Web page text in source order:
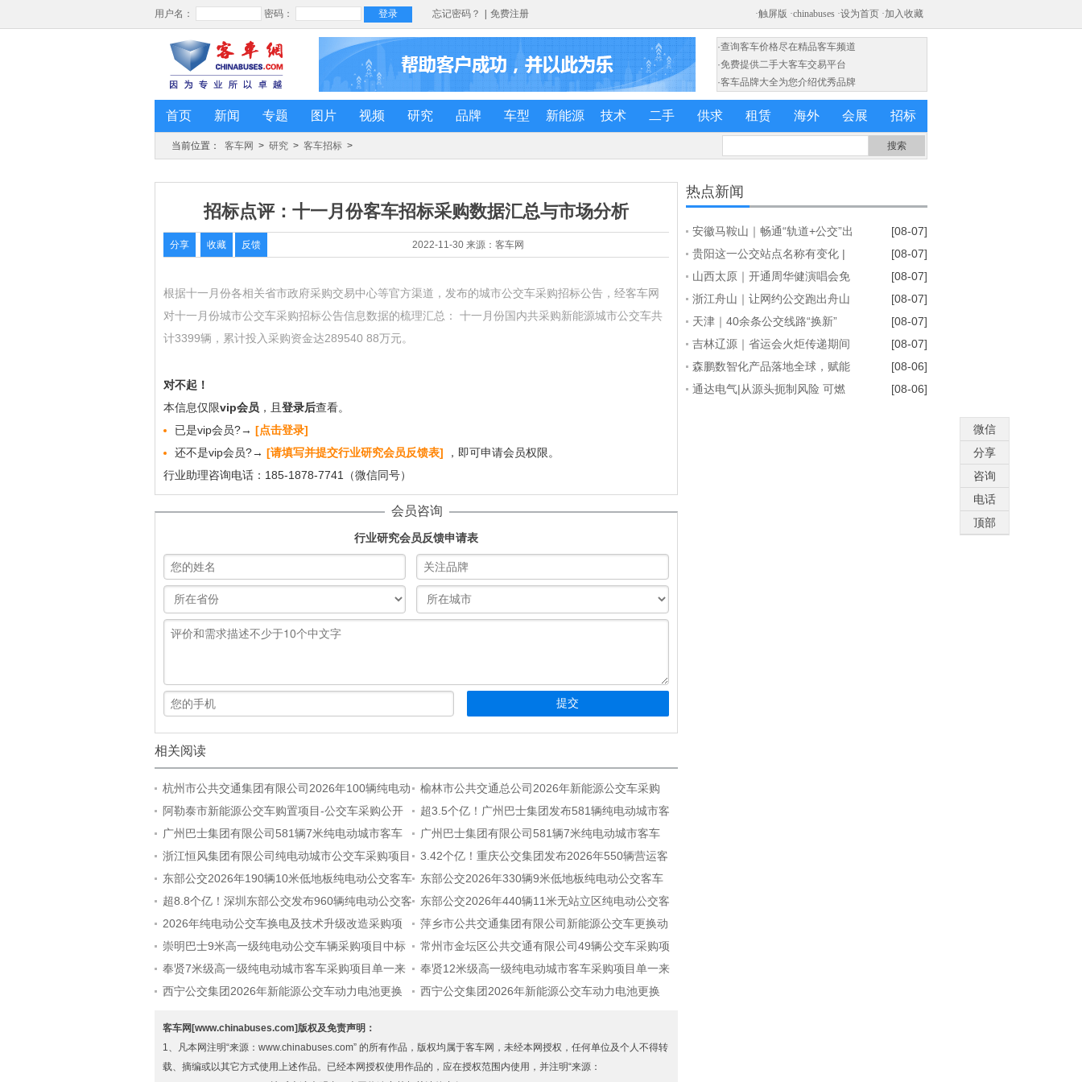
·查询客车价格尽在精品客车频道
·免费提供二手大客车交易平台
·客车品牌大全为您介绍优秀品牌
首页 新闻 专题 图片 视频 研究 品牌 车型 新能源 技术 二手 供求 租赁 海外 会展 招标
当前位置： 客车网 > 研究 > 客车招标 >
招标点评：十一月份客车招标采购数据汇总与市场分析
2022-11-30 来源：客车网
分享 收藏 反馈
根据十一月份各相关省市政府采购交易中心等官方渠道，发布的城市公交车采购招标公告，经客车网
对十一月份城市公交车采购招标公告信息数据的梳理汇总： 十一月份国内共采购新能源城市公交车共
计3399辆，累计投入采购资金达289540 88万元。
对不起！
本信息仅限vip会员 ，且 登录后查看。
已是vip会员?→ [点击登录]
还不是vip会员?→ [请填写并提交行业研究会员反馈表]
，即可申请会员权限。
行业助理咨询电话：185-1878-7741（微信同号）
会员咨询
行业研究会员反馈申请表
相关阅读
杭州市公共交通集团有限公司2026年100辆纯电动
城市客车采购招标公告
榆林市公共交通总公司2026年新能源公交车采购
项目中标候选人公示
阿勒泰市新能源公交车购置项目-公交车采购公开
招标公告
超3.5个亿！广州巴士集团发布581辆纯电动城市客
车采购中标公告
广州巴士集团有限公司581辆7米纯电动城市客车
采购项目中标公告（标包2）
广州巴士集团有限公司581辆7米纯电动城市客车
采购项目中标公告（标包1）
浙江恒风集团有限公司纯电动城市公交车采购项目
招标公告
3.42个亿！重庆公交集团发布2026年550辆营运客
车采购中标公告
东部公交2026年190辆10米低地板纯电动公交客车
采购
东部公交2026年330辆9米低地板纯电动公交客车
采购
超8.8个亿！深圳东部公交发布960辆纯电动公交客
车采购招标公告
东部公交2026年440辆11米无站立区纯电动公交客
车采购
2026年纯电动公交车换电及技术升级改造采购项
目公开招标公告
萍乡市公共交通集团有限公司新能源公交车更换动
力电池采购项目招标公告
崇明巴士9米高一级纯电动公交车辆采购项目中标
候选人公示
常州市金坛区公共交通有限公司49辆公交车采购项
目三标段中标公示
奉贤7米级高一级纯电动城市客车采购项目单一来
源公示
奉贤12米级高一级纯电动城市客车采购项目单一来
源公示
西宁公交集团2026年新能源公交车动力电池更换
西宁公交集团2026年新能源公交车动力电池更换
客车网[www.chinabuses.com]版权及免责声明：
1、凡本网注明“来源：www.chinabuses.com” 的所有作品，版权均属于客车网，未经本网授权，任何单位及个人不得转
载、摘编或以其它方式使用上述作品。已经本网授权使用作品的，应在授权范围内使用，并注明“来源：
热点新闻
安徽马鞍山｜畅通“轨道+公交”出
行链条
[08-07]
贵阳这一公交站点名称有变化 |
双龙优化调整公交线路
[08-07]
山西太原｜开通周华健演唱会免
费公交接驳专线
[08-07]
浙江舟山｜让网约公交跑出舟山
公共服务的“金名片”
[08-07]
天津｜40余条公交线路“换新”
[08-07]
吉林辽源｜省运会火炬传递期间
部分公交线路临时调整
[08-07]
森鹏数智化产品落地全球，赋能
公共交通新升级
[08-06]
通达电气|从源头扼制风险 可燃
[08-06]
微信
分享
咨询
电话
顶部